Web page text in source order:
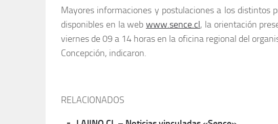
Mayores informaciones y postulaciones a los distintos
disponibles en la web www.sence.cl, la orientación
viernes de 09 a 14 horas en la oficina regional del
Concepción, indicaron.
RELACIONADOS